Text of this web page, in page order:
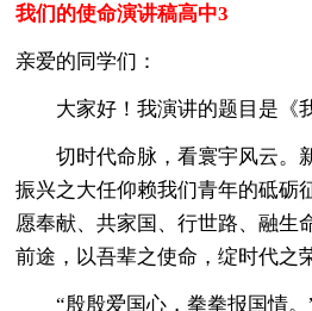
我们的使命演讲稿高中3
亲爱的同学们：
大家好！我演讲的题目是《我
切时代命脉，看寰宇风云。
振兴之大任仰赖我们青年的砥砺
愿奉献、共家国、行世路、融生
前途，以吾辈之使命，绽时代之
“殷殷爱国心，拳拳报国情。